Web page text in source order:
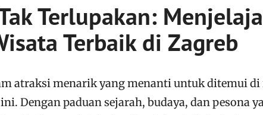
Terlupakan:
Terbaik di Zagreb
atraksi menarik yang menanti untuk ditemui di
Dengan paduan sejarah, budaya, dan pesona